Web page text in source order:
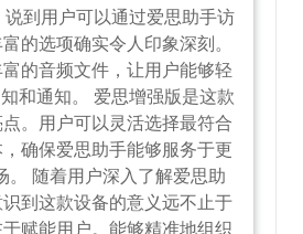
到用户可以通过爱思助手访
的选项确实令人印象深刻。
的音频文件，让用户能够轻
和通知。 爱思增强版是这款
。用户可以灵活选择最符合
确保爱思助手能够服务于更
。 随着用户深入了解爱思助
到这款设备的意义远不止于
赋能用户。能够精准地组织